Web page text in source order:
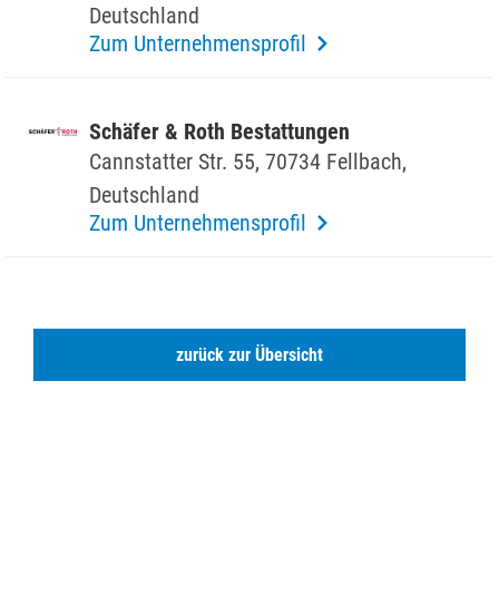
Deutsch­land
Zum Unternehmensprofil
Schäfer & Roth Bestat­tungen
Cann­s­tatter Str. 55, 70734 Fell­bach,
Deutsch­land
Zum Unternehmensprofil
zurück zur Übersicht